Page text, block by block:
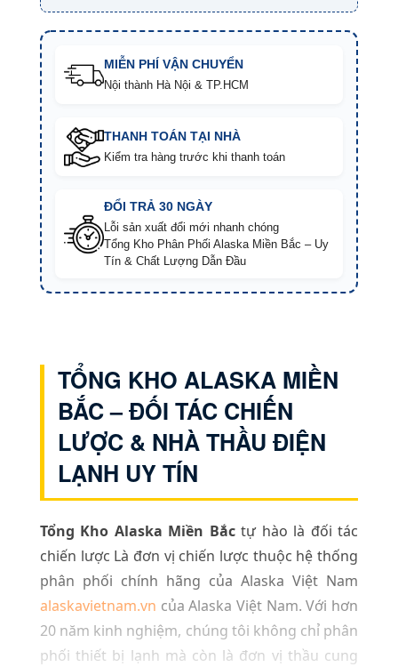
MIỄN PHÍ VẬN CHUYỂN
Nội thành Hà Nội & TP.HCM
THANH TOÁN TẠI NHÀ
Kiểm tra hàng trước khi thanh toán
ĐỔI TRẢ 30 NGÀY
Lỗi sản xuất đổi mới nhanh chóng
Tổng Kho Phân Phối Alaska Miền Bắc – Uy
Tín & Chất Lượng Dẫn Đầu
TỔNG KHO ALASKA MIỀN
BẮC – ĐỐI TÁC CHIẾN
LƯỢC & NHÀ THẦU ĐIỆN
LẠNH UY TÍN
Tổng Kho Alaska Miền Bắctự hào là đối tác
chiến lược Là đơn vị chiến lược thuộc hệ thống
phân phối chính hãng của Alaska Việt Nam
alaskavietnam.vn của Alaska Việt Nam. Với hơn
20 năm kinh nghiệm, chúng tôi không chỉ phân
phối thiết bị lạnh mà còn là đơn vị thầu cung